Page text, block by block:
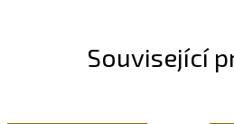
Související